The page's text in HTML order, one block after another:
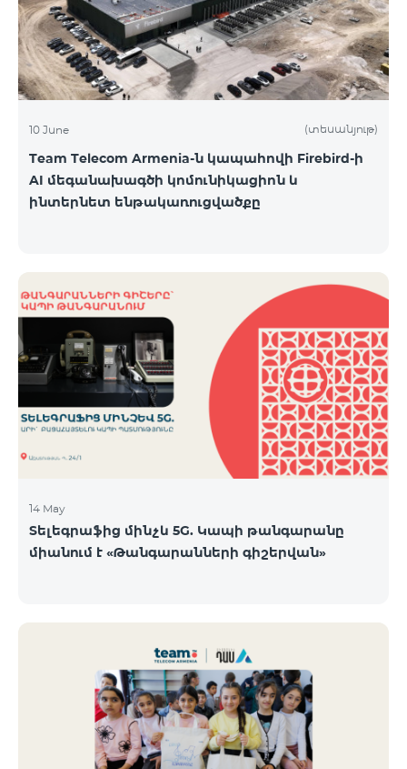
10 June (տեսանյութ)
Team Telecom Armenia-ն կապահովի Firebird-ի
AI մեգանախագծի կոմունիկացիոն և
ինտերնետ ենթակառուցվածքը
14 May
Տելեգրաֆից մինչև 5G. Կապի թանգարանը
միանում է «Թանգարանների գիշերվան»